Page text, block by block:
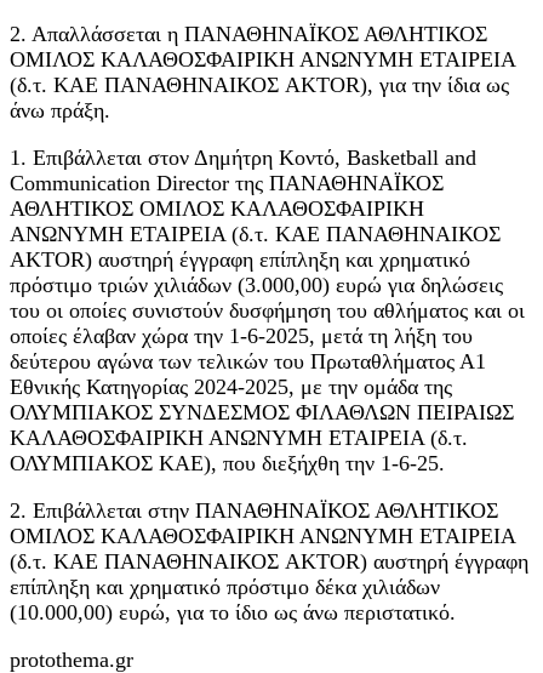
2. Απαλλάσσεται η ΠΑΝΑΘΗΝΑΪΚΟΣ ΑΘΛΗΤΙΚΟΣ
ΟΜΙΛΟΣ ΚΑΛΑΘΟΣΦΑΙΡΙΚΗ ΑΝΩΝΥΜΗ ΕΤΑΙΡΕΙΑ
(δ.τ. ΚΑΕ ΠΑΝΑΘΗΝΑΙΚΟΣ AKTOR), για την ίδια ως
άνω πράξη.
1. Επιβάλλεται στον Δημήτρη Κοντό, Basketball and
Communication Director της ΠΑΝΑΘΗΝΑΪΚΟΣ
ΑΘΛΗΤΙΚΟΣ ΟΜΙΛΟΣ ΚΑΛΑΘΟΣΦΑΙΡΙΚΗ
ΑΝΩΝΥΜΗ ΕΤΑΙΡΕΙΑ (δ.τ. ΚΑΕ ΠΑΝΑΘΗΝΑΙΚΟΣ
AKTOR) αυστηρή έγγραφη επίπληξη και χρηματικό
πρόστιμο τριών χιλιάδων (3.000,00) ευρώ για δηλώσεις
του οι οποίες συνιστούν δυσφήμηση του αθλήματος και οι
οποίες έλαβαν χώρα την 1-6-2025, μετά τη λήξη του
δεύτερου αγώνα των τελικών του Πρωταθλήματος Α1
Εθνικής Κατηγορίας 2024-2025, με την ομάδα της
ΟΛΥΜΠΙΑΚΟΣ ΣΥΝΔΕΣΜΟΣ ΦΙΛΑΘΛΩΝ ΠΕΙΡΑΙΩΣ
ΚΑΛΑΘΟΣΦΑΙΡΙΚΗ ΑΝΩΝΥΜΗ ΕΤΑΙΡΕΙΑ (δ.τ.
ΟΛΥΜΠΙΑΚΟΣ ΚΑΕ), που διεξήχθη την 1-6-25.
2. Επιβάλλεται στην ΠΑΝΑΘΗΝΑΪΚΟΣ ΑΘΛΗΤΙΚΟΣ
ΟΜΙΛΟΣ ΚΑΛΑΘΟΣΦΑΙΡΙΚΗ ΑΝΩΝΥΜΗ ΕΤΑΙΡΕΙΑ
(δ.τ. ΚΑΕ ΠΑΝΑΘΗΝΑΙΚΟΣ AKTOR) αυστηρή έγγραφη
επίπληξη και χρηματικό πρόστιμο δέκα χιλιάδων
(10.000,00) ευρώ, για το ίδιο ως άνω περιστατικό.
protothema.gr